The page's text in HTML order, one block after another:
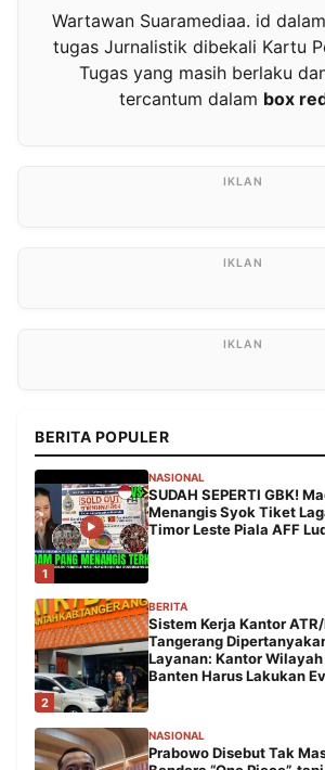
Wartawan Suaramediaa. id
tugas Jurnalistik dibekali Kartu
Tugas yang masih berlaku
tercantum dalam box
BERITA POPULER
1
NASIONAL
SUDAH SEPERTI GBK!
Menangis Syok Tiket
Timor Leste Piala AFF
2
BERITA
Sistem Kerja Kantor
Tangerang
Layanan: Kantor Wilayah
Banten Harus Lakukan
NASIONAL
Prabowo Disebut Tak